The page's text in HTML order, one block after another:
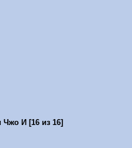
Чжо И [16 из 16]